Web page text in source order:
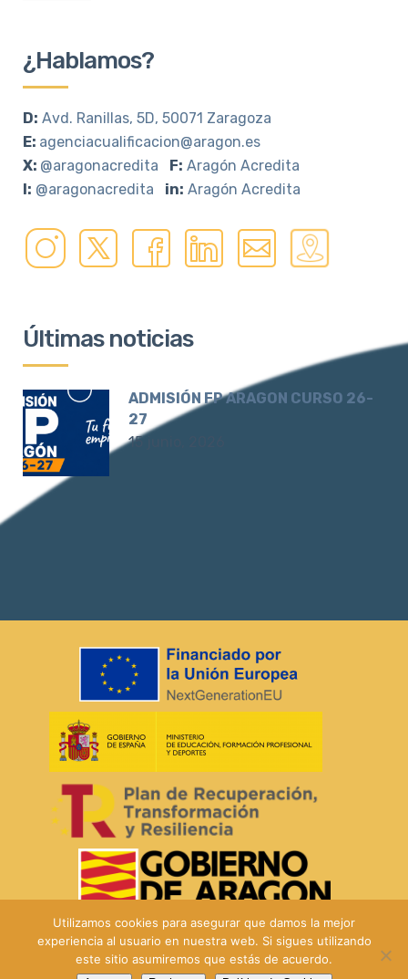
¿Hablamos?
D: Avd. Ranillas, 5D, 50071 Zaragoza
E: agenciacualificacion@aragon.es
X: @aragonacredita F: Aragón Acredita
I: @aragonacredita in: Aragón Acredita
Últimas noticias
ADMISIÓN FP ARAGON CURSO 26-
27
15 junio, 2026
© PEAC 2025 ·Términos y condiciones–Cookies
Utilizamos cookies para asegurar que damos la mejor
experiencia al usuario en nuestra web. Si sigues utilizando
este sitio asumiremos que estás de acuerdo.